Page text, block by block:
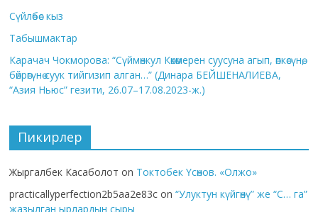
Сүйлөбөс кыз
Табышмактар
Карачач Чокморова: “Сүймөнкул Көкөмерен суусуна агып, өпкөсүнө,
бөйрөгүнө суук тийгизип алган…” (Динара БЕЙШЕНАЛИЕВА,
“Азия Ньюс” гезити, 26.07–17.08.2023-ж.)
Пикирлер
Жыргалбек Касаболот on Токтобек Үсөнов. «Олжо»
practicallyperfection2b5aa2e83c on“Улуктун күйгөнү” же “С… га”
жазылган ырлардын сыры